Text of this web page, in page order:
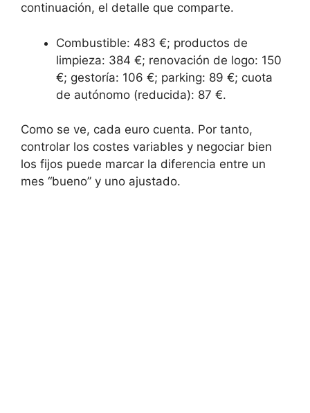
continuación, el detalle que comparte.
Combustible: 483 €; productos de
limpieza: 384 €; renovación de logo: 150
€; gestoría: 106 €; parking: 89 €; cuota
de autónomo (reducida): 87 €.
Como se ve, cada euro cuenta. Por tanto,
controlar los costes variables y negociar bien
los fijos puede marcar la diferencia entre un
mes “bueno” y uno ajustado.